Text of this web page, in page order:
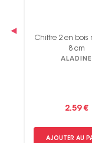
Chiffre 2 en bois
8 cm
ALADINE
2.59 €
AJOUTER AU
‹